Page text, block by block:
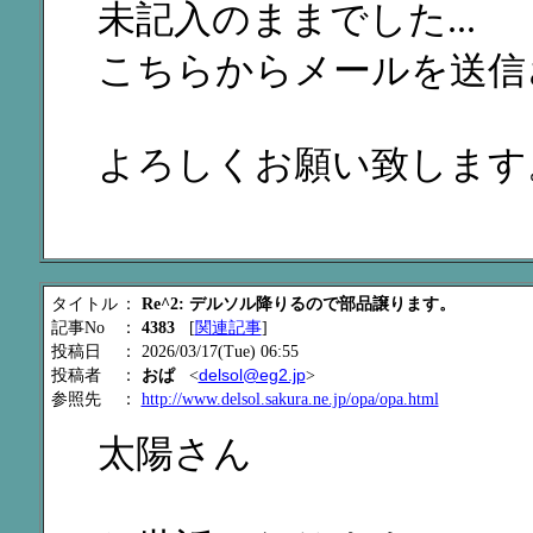
未記入のままでした...
こちらからメールを送
よろしくお願い致しま
タイトル ： Re^2: デルソル降りるので部品譲ります。
記事No
： 4383[関連記事]
投稿日
： 2026/03/17(Tue) 06:55
投稿者
： おぱ<delsol@eg2.jp>
参照先
： http://www.delsol.sakura.ne.jp/opa/opa.html
太陽さん